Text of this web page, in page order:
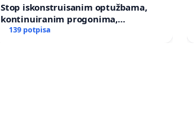
Stop iskonstruisanim optužbama,
kontinuiranim progonima,
prijetnjama, hapšenjima
139 potpisa